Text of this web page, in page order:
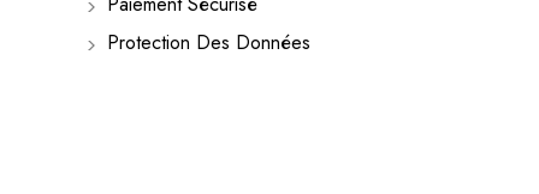
Protection Des Données